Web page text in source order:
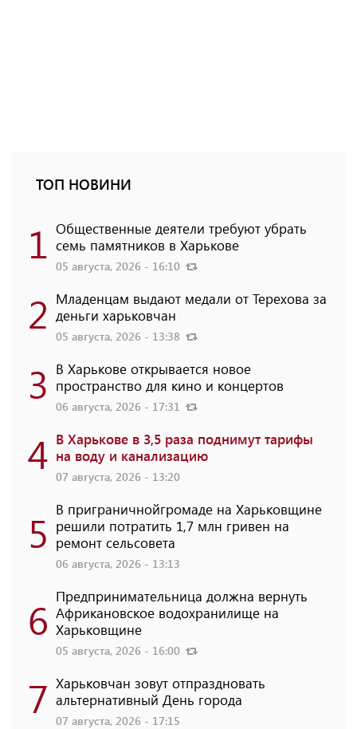
ТОП НОВИНИ
1 Общественные деятели требуют убрать
семь памятников в Харькове
05 августа, 2026 - 16:10
2 Младенцам выдают медали от Терехова за
деньги харьковчан
05 августа, 2026 - 13:38
3 В Харькове открывается новое
пространство для кино и концертов
06 августа, 2026 - 17:31
4 В Харькове в 3,5 раза поднимут тарифы
на воду и канализацию
07 августа, 2026 - 13:20
5 В приграничнойгромаде на Харьковщине
решили потратить 1,7 млн ​​гривен на
ремонт сельсовета
06 августа, 2026 - 13:13
6 Предпринимательница должна вернуть
Африкановское водохранилище на
Харьковщине
05 августа, 2026 - 16:00
7 Харьковчан зовут отпраздновать
альтернативный День города
07 августа, 2026 - 17:15